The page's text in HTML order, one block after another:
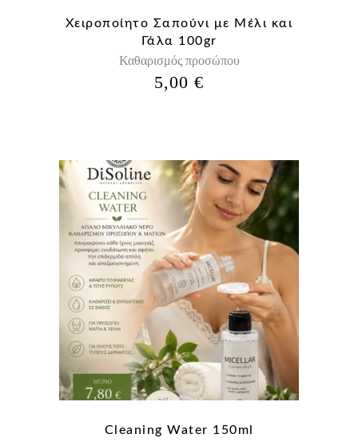
Χειροποίητο Σαπούνι με Μέλι και
Γάλα 100gr
Καθαρισμός προσώπου
5,00€
Cleaning Water 150ml